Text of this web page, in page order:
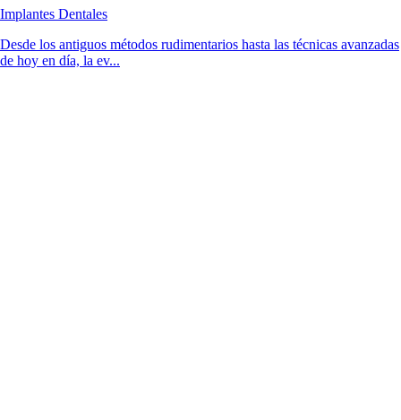
Implantes Dentales
Desde los antiguos métodos rudimentarios hasta las técnicas avanzadas
de hoy en día, la ev...